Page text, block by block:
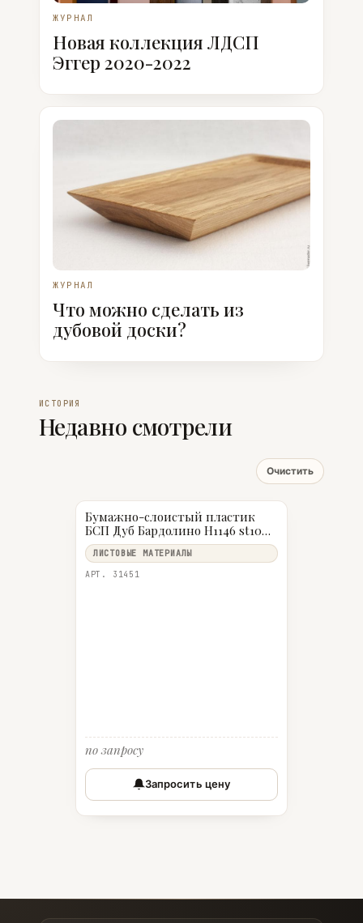
ЖУРНАЛ
Новая коллекция ЛДСП
Эггер 2020-2022
ЖУРНАЛ
Что можно сделать из
дубовой доски?
ИСТОРИЯ
Недавно смотрели
Очистить
Бумажно-слоистый пластик
БСП Дуб Бардолино Н1146 st10
0,8 мм 2800×1310 мм Egger
ЛИСТОВЫЕ МАТЕРИАЛЫ
АРТ. 31451
по запросу
Запросить цену